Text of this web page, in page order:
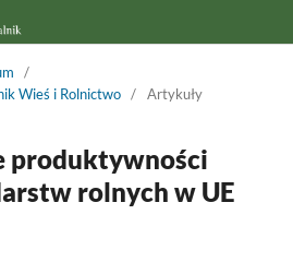
/
Wieś i Rolnictwo / Artykuły
produktywności
rolnych w UE